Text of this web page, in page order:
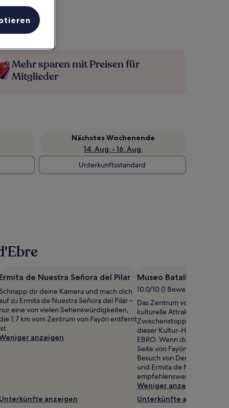
Mehr sparen mit Preisen für
Mitglieder
Nächstes Wochenende
14. Aug. - 16. Aug.
Unterkunftsstandard
Ermita de Nuestra Señora del Pilar
dir deine Kamera und mach dich
auf zu Ermita de Nuestra Señora del Pilar –
nur eine von vielen Sehenswürdigkeiten,
1,7 km vom Zentrum von Fayón entfernt
ist.
anzeigen
Unterkünfte anzeigen
Museo Batalla Del EBRO
10.0/10 (1 Bewertung)
Das Zentrum von Fayón
kulturelle Attraktionen, für
Zwischenstopp sicherlich
dieser Kultur-Highlights:
EBRO. Wenn du mehr von
Seite von Fayón erleben
Besuch von Denkmal für
und Ermita de Nuestra
empfehlenswert.
Weniger anzeigen
Unterkünfte anzeigen